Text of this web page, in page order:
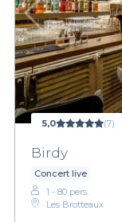
5,0 (7)
Birdy
Concert live
1 - 80 pers.
Les Brotteaux